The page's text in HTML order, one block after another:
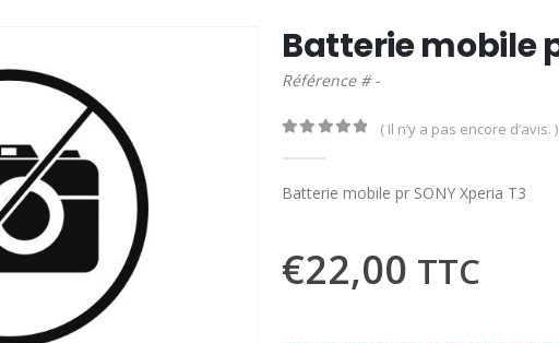
Batterie mobile
Référence # -
( Il n’y a pas encore d’avis. )
Batterie mobile pr SONY Xperia T3
€22,00 TTC